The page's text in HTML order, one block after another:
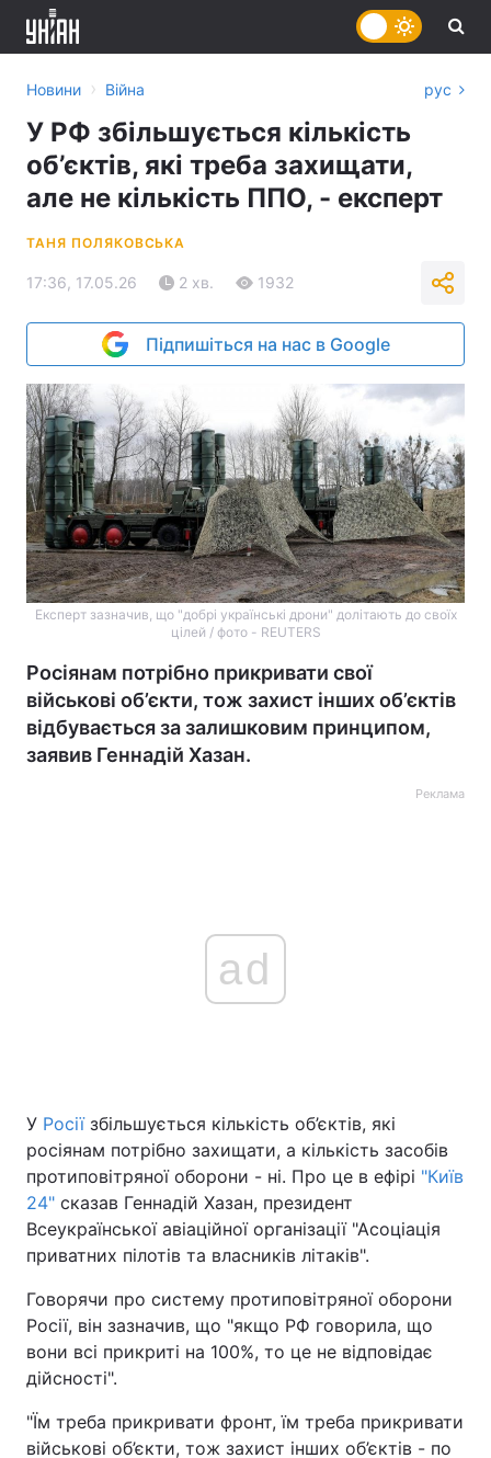
Україна Політика
Економіка Світ
Наука
Техно і зв'язок
Зброя Інциденти
Здоров'я Туризм
Цікавинки Погода
Новини › Війна рус
У РФ збільшується кількість
об’єктів, які треба захищати,
але не кількість ППО, - експерт
ТАНЯ ПОЛЯКОВСЬКА
17:36, 17.05.26 2 хв. 1932
Підпишіться на нас в Google
Експерт зазначив, що "добрі українські дрони" долітають до своїх
цілей / фото - REUTERS
Росіянам потрібно прикривати свої
військові об’єкти, тож захист інших об’єктів
відбувається за залишковим принципом,
заявив Геннадій Хазан.
Реклама
ad
У Росіїзбільшується кількість об’єктів, які
росіянам потрібно захищати, а кількість засобів
протиповітряної оборони - ні. Про це в ефірі "Київ
24" сказав Геннадій Хазан, президент
Всеукраїнської авіаційної організації "Асоціація
приватних пілотів та власників літаків".
Говорячи про систему протиповітряної оборони
Росії, він зазначив, що "якщо РФ говорила, що
вони всі прикриті на 100%, то це не відповідає
дійсності".
"Їм треба прикривати фронт, їм треба прикривати
військові об’єкти, тож захист інших об’єктів - по